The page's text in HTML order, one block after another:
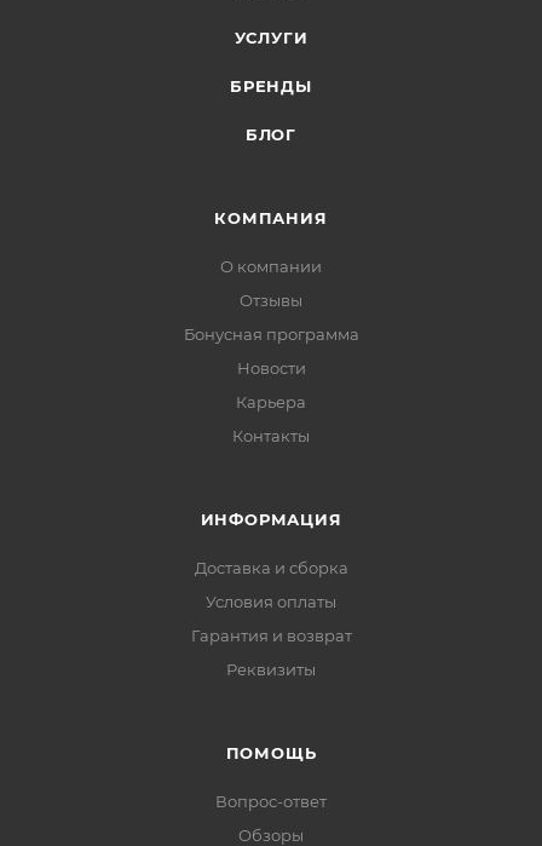
УСЛУГИ
БРЕНДЫ
БЛОГ
КОМПАНИЯ
О компании
Отзывы
Бонусная программа
Новости
Карьера
Контакты
ИНФОРМАЦИЯ
Доставка и сборка
Условия оплаты
Гарантия и возврат
Реквизиты
ПОМОЩЬ
Вопрос-ответ
Обзоры